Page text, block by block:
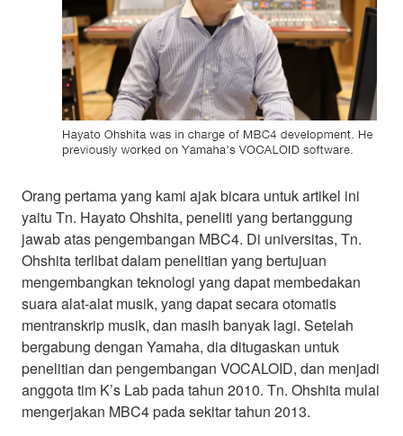
Orang pertama yang kami ajak bicara untuk artikel ini
yaitu Tn. Hayato Ohshita, peneliti yang bertanggung
jawab atas pengembangan MBC4. Di universitas, Tn.
Ohshita terlibat dalam penelitian yang bertujuan
mengembangkan teknologi yang dapat membedakan
suara alat-alat musik, yang dapat secara otomatis
mentranskrip musik, dan masih banyak lagi. Setelah
bergabung dengan Yamaha, dia ditugaskan untuk
penelitian dan pengembangan VOCALOID, dan menjadi
anggota tim K’s Lab pada tahun 2010. Tn. Ohshita mulai
mengerjakan MBC4 pada sekitar tahun 2013.